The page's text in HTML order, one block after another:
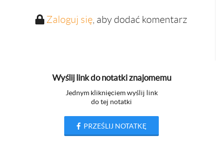
Zaloguj się, aby dodać komentarz
Wyślij link do notatki znajomemu
Jednym kliknięciem wyślij link
do tej notatki
PRZEŚLIJ NOTATKĘ